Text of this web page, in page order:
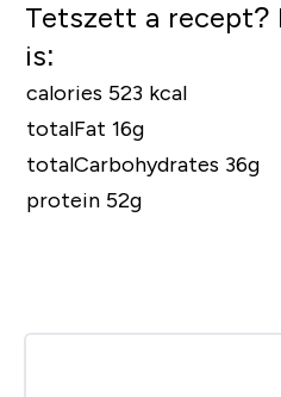
Tetszett a recept?
is:
calories 523 kcal
totalFat 16g
totalCarbohydrates 36g
protein 52g